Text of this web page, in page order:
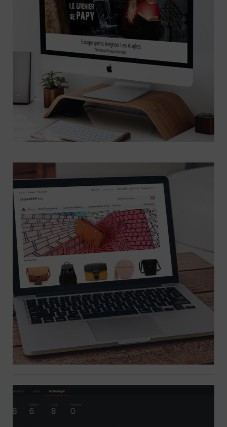
The Great Escape Concept :
Création de site Escape Game,
mise en place de ligne éditoriale,
bannières, événementiel
Création site Ecommerce +
Campagne marketing